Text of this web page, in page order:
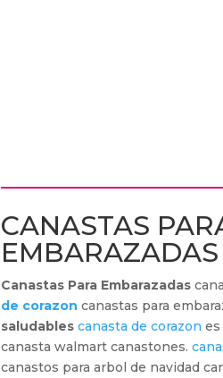
CANASTAS
EMBARAZADAS
Canastas Para Embarazadas
de corazon canastas para
saludables canasta de corazon
canasta walmart canastones.
canastos para arbol de navidad